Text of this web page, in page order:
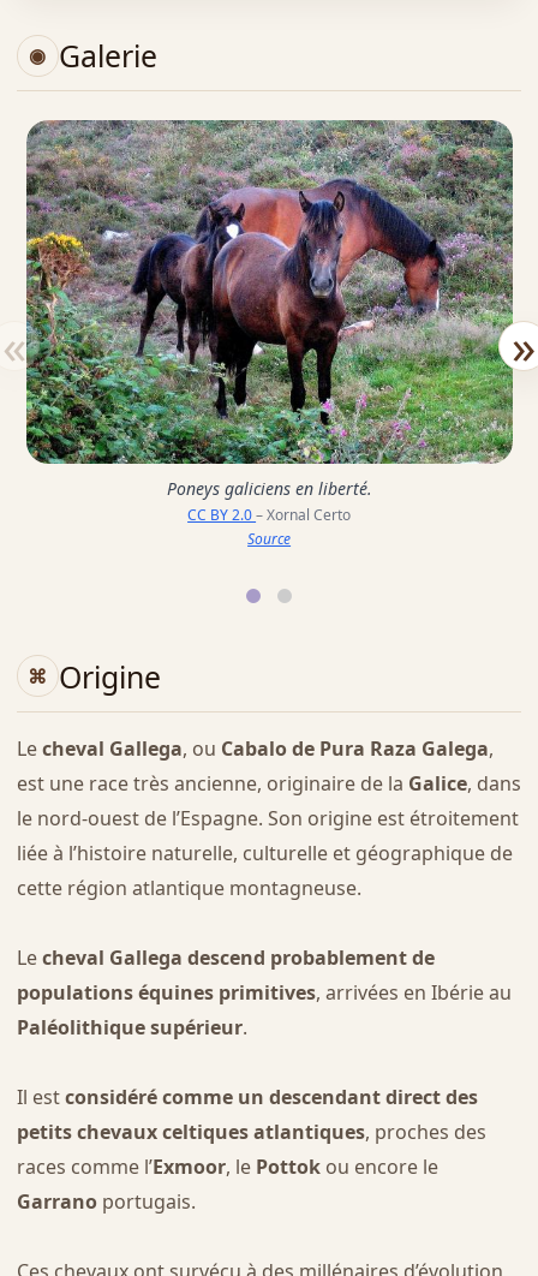
Galerie
Poneys galiciens en liberté.
CC BY 2.0– Xornal Certo
Source
« »
Origine
Lecheval Gallega, ou Cabalo de Pura Raza Galega,
est une race très ancienne, originaire de la Galice, dans
le nord-ouest de l’Espagne. Son origine est étroitement
liée à l’histoire naturelle, culturelle et géographique de
cette région atlantique montagneuse.
Lecheval Gallega descend probablement de
populations équines primitives, arrivées en Ibérie au
Paléolithique supérieur.
Il estconsidéré comme un descendant direct des
petits chevaux celtiques atlantiques, proches des
races comme l’Exmoor, le Pottokou encore le
Garranoportugais.